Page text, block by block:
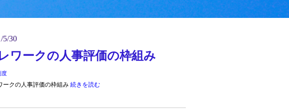
5/30
ワークの人事評価の枠組み
度
ークの人事評価の枠組み続きを読む